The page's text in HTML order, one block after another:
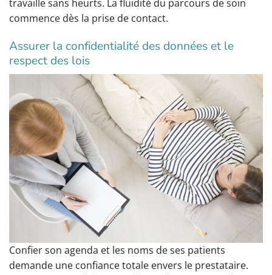
travaille sans heurts. La fluidité du parcours de soin
commence dès la prise de contact.
Assurer la confidentialité des données et le
respect des lois
Confier son agenda et les noms de ses patients
demande une confiance totale envers le prestataire.